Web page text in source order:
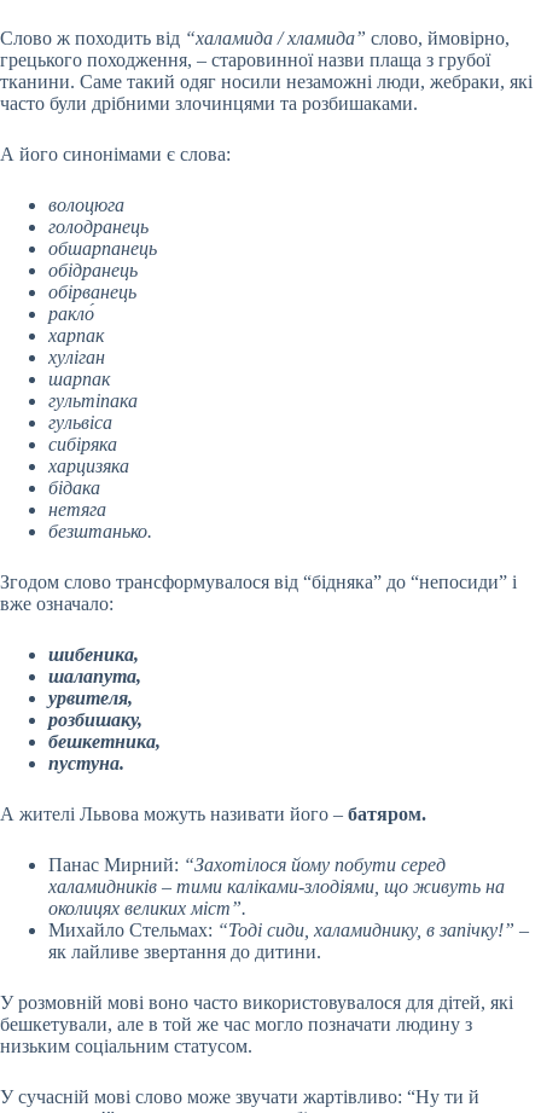
Слово ж походить від “халамида / хламида” слово, ймовірно,
грецького походження, – старовинної назви плаща з грубої
тканини. Саме такий одяг носили незаможні люди, жебраки, які
часто були дрібними злочинцями та розбишаками.
А його синонімами є слова:
волоцюга
голодранець
обшарпанець
обідранець
обірванець
ракло́
харпак
хуліган
шарпак
гультіпака
гульвіса
сибіряка
харцизяка
бідака
нетяга
безштанько.
Згодом слово трансформувалося від “бідняка” до “непосиди” і
вже означало:
шибеника,
шалапута,
урвителя,
розбишаку,
бешкетника,
пустуна.
А жителі Львова можуть називати його – батяром.
Панас Мирний: “Захотілося йому побути серед
халамидників – тими каліками-злодіями, що живуть на
околицях великих міст”.
Михайло Стельмах: “Тоді сиди, халамиднику, в запічку!” –
як лайливе звертання до дитини.
У розмовній мові воно часто використовувалося для дітей, які
бешкетували, але в той же час могло позначати людину з
низьким соціальним статусом.
У сучасній мові слово може звучати жартівливо: “Ну ти й